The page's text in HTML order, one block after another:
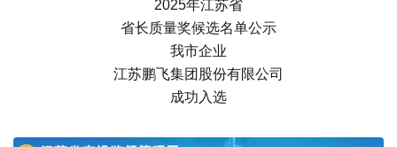
2025年江苏省
省长质量奖候选名单公示
我市企业
江苏鹏飞集团股份有限公司
成功入选